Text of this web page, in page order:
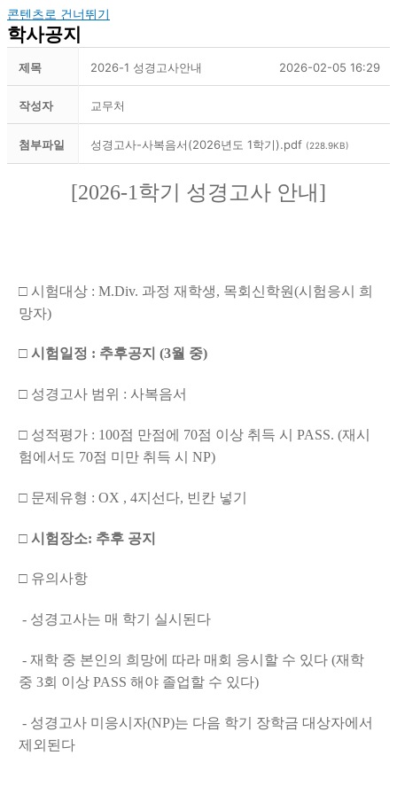
콘텐츠로 건너뛰기
학사공지
제목 2026-1 성경고사안내 2026-02-05 16:29
작성자 교무처
첨부파일 성경고사-사복음서(2026년도 1학기).pdf (228.9KB)
[2026-1학기 성경고사 안내 ]
□ 시험대상 : M.Div. 과정 재학생, 목회신학원(시험응시 희
망자)
□ 시험일정 : 추후공지 (3월 중)
□ 성경고사 범위 : 사복음서
□ 성적평가 : 100점 만점에 70점 이상 취득 시 PASS. (재시
험에서도 70점 미만 취득 시 NP)
□ 문제유형 : OX , 4지선다, 빈칸 넣기
□ 시험장소: 추후 공지
□ 유의사항
- 성경고사는 매 학기 실시된다
- 재학 중 본인의 희망에 따라 매회 응시할 수 있다 (재학
중 3회 이상 PASS 해야 졸업할 수 있다)
- 성경고사 미응시자(NP)는 다음 학기 장학금 대상자에서
제외된다